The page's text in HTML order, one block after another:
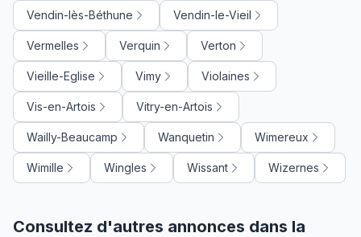
Vendin-lès-Béthune Vendin-le-Vieil
Vermelles Verquin Verton
Vieille-Eglise Vimy Violaines
Vis-en-Artois Vitry-en-Artois
Wailly-Beaucamp Wanquetin Wimereux
Wimille Wingles Wissant Wizernes
Consultez d'autres annonces dans la